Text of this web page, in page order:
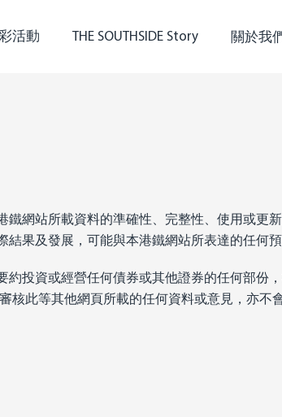
活動 THE SOUTHSIDE Story 關於我
鐵網站所載資料的準確性、完整性、使用或
果及發展，可能與本港鐵網站所表達的任何
約投資或經營任何債券或其他證券的任何部
核此等其他網頁所載的任何資料或意見，亦不